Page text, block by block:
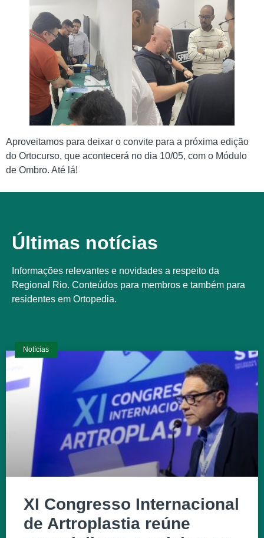
Aproveitamos para deixar o convite para a próxima edição
do Ortocurso, que acontecerá no dia 10/05, com o Módulo
de Ombro. Até lá!
Últimas notícias
Informações relevantes e novidades a respeito da
Regional Rio. Conteúdos para membros e também para
residentes em Ortopedia.
Notícias
XI Congresso Internacional
de Artroplastia reúne